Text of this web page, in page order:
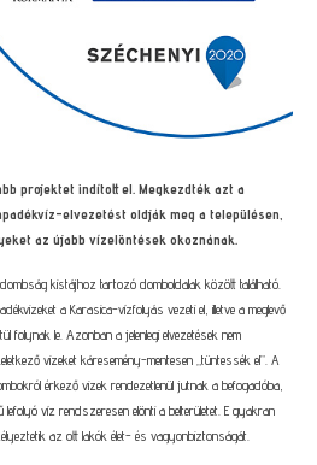
projektet indított el. Megkezdték azt a
elvezetést oldják meg a településen,
az újabb vízelöntések okoznának.
kistájhoz tartozó domboldalak között található.
a Karasica-vízfolyás vezeti el, illetve a meglevő
le. Azonban a jelenlegi elvezetések nem
vizeket káresemény-mentesen „tüntessék el”. A
érkező vizek rendezetlenül jutnak a befogadóba,
víz rendszeresen elönti a belterületet. E gyakran
az ott lakók élet- és vagyonbiztonságát.